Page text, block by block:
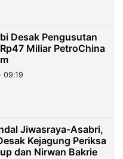
Desak Pengusutan
Miliar PetroChina
Jiwasraya-Asabri,
Kejagung Periksa
dan Nirwan Bakrie